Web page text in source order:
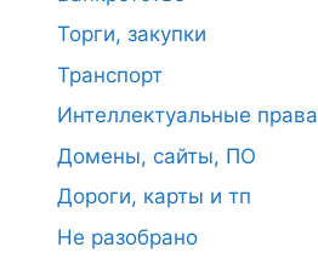
Торги, закупки
Транспорт
Интеллектуальные права
Домены, сайты, ПО
Дороги, карты и тп
Не разобрано